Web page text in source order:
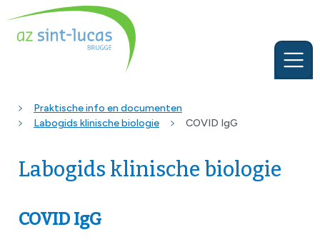
Praktische info en documenten
Labogids klinische biologie
COVID IgG
Labogids klinische biologie
COVID IgG